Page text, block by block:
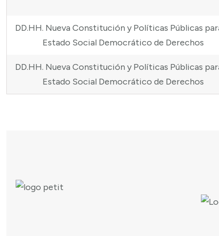
DD.HH. Nueva Constitución y Políticas Públicas
Estado Social Democrático de Derechos
DD.HH. Nueva Constitución y Políticas Públicas
Estado Social Democrático de Derechos